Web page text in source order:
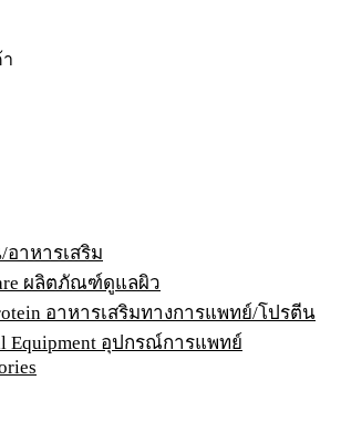
าหารเสริม
ผลิตภัณฑ์ดูแลผิว
อาหารเสริมทางการแพทย์/โปรตีน
Equipment อุปกรณ์การแพทย์